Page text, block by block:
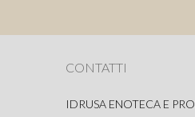
CONTATTI
IDRUSA ENOTECA E